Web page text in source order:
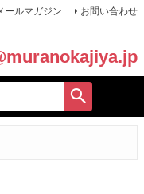
ールマガジン お問い合わせ